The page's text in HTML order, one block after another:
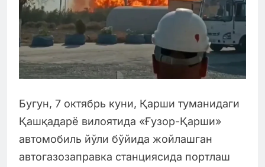
Бугун, 7 октябрь куни, Қарши туманидаги
Қашқадарё вилоятида «Ғузор-Қарши»
автомобиль йўли бўйида жойлашган
автогазозаправка станциясида портлаш